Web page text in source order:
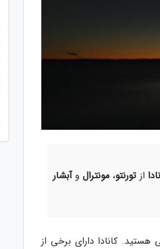
ازتورنتو، مونترالوآبشار
کانادا دارای برخی از